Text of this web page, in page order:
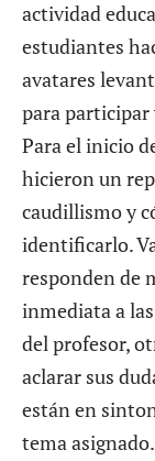
actividad
estudiantes
avatares
para participar
Para el inicio
hicieron un
caudillismo y
identificarlo.
responden de
inmediata a
del profesor,
aclarar sus
están en
tema asignado.